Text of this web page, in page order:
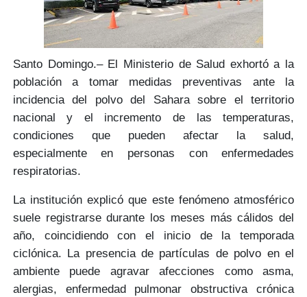
Santo Domingo.– El Ministerio de Salud exhortó a la
población a tomar medidas preventivas ante la
incidencia del polvo del Saharasobre el territorio
nacional y el incremento de las temperaturas,
condiciones que pueden afectar la salud,
especialmente en personas conenfermedades
respiratorias.
La institución explicó que este fenómeno atmosférico
suele registrarse durante los meses más cálidos del
año, coincidiendo con el inicio de la temporada
ciclónica. La presencia de partículas de polvo en el
ambiente puede agravar afecciones como asma,
alergias, enfermedad pulmonar obstructiva crónica